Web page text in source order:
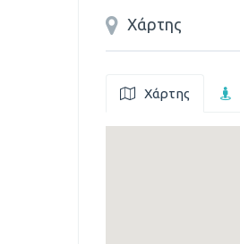
Χάρτης
Χάρτης